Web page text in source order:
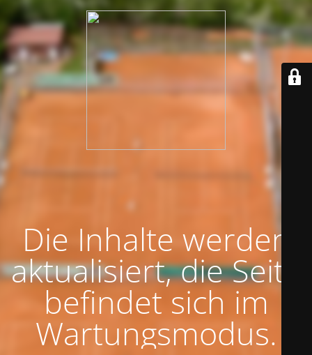
Die Inhalte werden
aktualisiert, die Seite
befindet sich im
Wartungsmodus.